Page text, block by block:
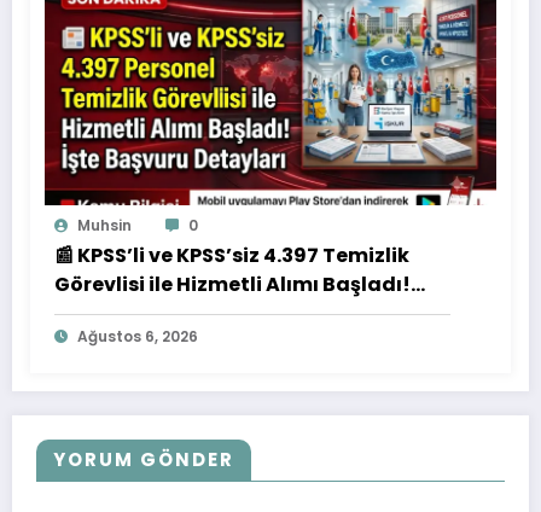
Muhsin 0
📰 KPSS’li ve KPSS’siz 4.397 Temizlik
Görevlisi ile Hizmetli Alımı Başladı!
İşte Başvuru Detayları
Ağustos 6, 2026
YORUM GÖNDER